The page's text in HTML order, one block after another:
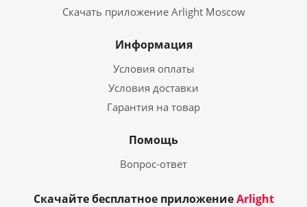
Скачать приложение Arlight Moscow
Информация
Условия оплаты
Условия доставки
Гарантия на товар
Помощь
Вопрос-ответ
Скачайте бесплатное приложениеArlight